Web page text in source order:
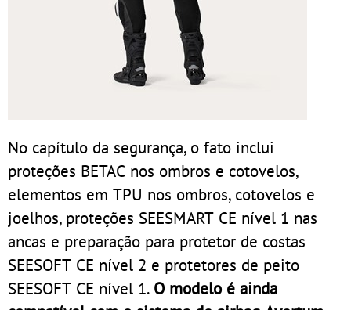
No capítulo da segurança, o fato inclui
proteções BETAC nos ombros e cotovelos,
elementos em TPU nos ombros, cotovelos e
joelhos, proteções SEESMART CE nível 1 nas
ancas e preparação para protetor de costas
SEESOFT CE nível 2 e protetores de peito
SEESOFT CE nível 1. O modelo é ainda